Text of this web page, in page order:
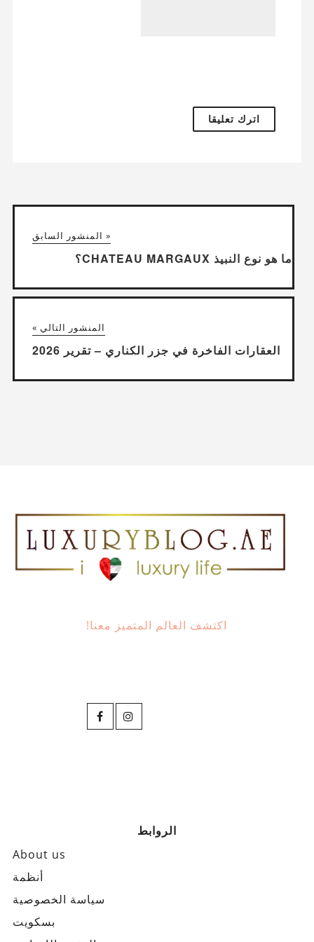
« المنشور السابق
ما هو نوع النبيذ CHATEAU MARGAUX؟
المنشور التالي »
العقارات الفاخرة في جزر الكناري – تقرير 2026
اكتشف العالم المتميز معنا!
الروابط
About us
أنظمة
سياسة الخصوصية
بسكويت